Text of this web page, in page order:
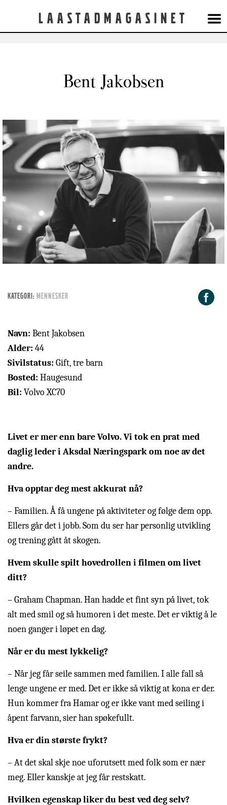
Laastadmagasinet
Bent Jakobsen
KATEGORI: Mennesker
Navn: Bent Jakobsen
Alder: 44
Sivilstatus: Gift, tre barn
Bosted: Haugesund
Bil: Volvo XC70
Livet er mer enn bare Volvo. Vi tok en prat med
daglig leder i Aksdal Næringspark om noe av det
andre.
Hva opptar deg mest akkurat nå?
– Familien. Å få ungene på aktiviteter og følge dem opp.
Ellers går det i jobb. Som du ser har personlig utvikling
og trening gått åt skogen.
Hvem skulle spilt hovedrollen i filmen om livet
ditt?
– Graham Chapman. Han hadde et fint syn på livet, tok
alt med smil og så humoren i det meste. Det er viktig å le
noen ganger i løpet en dag.
Når er du mest lykkelig?
– Når jeg får seile sammen med familien. I alle fall så
lenge ungene er med. Det er ikke så viktig at kona er der.
Hun kommer fra Hamar og er ikke vant med seiling i
åpent farvann, sier han spøkefullt.
Hva er din største frykt?
– At det skal skje noe uforutsett med folk som er nær
meg. Eller kanskje at jeg får restskatt.
Hvilken egenskap liker du best ved deg selv?